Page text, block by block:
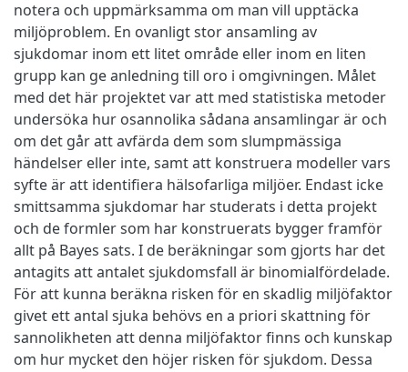
notera och uppmärksamma om man vill upptäcka
miljöproblem. En ovanligt stor ansamling av
sjukdomar inom ett litet område eller inom en liten
grupp kan ge anledning till oro i omgivningen. Målet
med det här projektet var att med statistiska metoder
undersöka hur osannolika sådana ansamlingar är och
om det går att avfärda dem som slumpmässiga
händelser eller inte, samt att konstruera modeller vars
syfte är att identifiera hälsofarliga miljöer. Endast icke
smittsamma sjukdomar har studerats i detta projekt
och de formler som har konstruerats bygger framför
allt på Bayes sats. I de beräkningar som gjorts har det
antagits att antalet sjukdomsfall är binomialfördelade.
För att kunna beräkna risken för en skadlig miljöfaktor
givet ett antal sjuka behövs en a priori skattning för
sannolikheten att denna miljöfaktor finns och kunskap
om hur mycket den höjer risken för sjukdom. Dessa